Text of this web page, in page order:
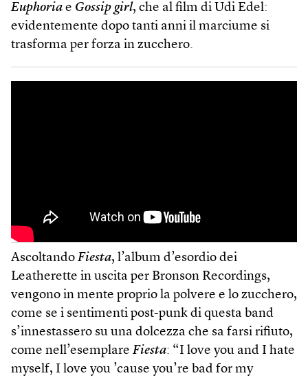
Euphoria e Gossip girl, che al film di Udi Edel:
evidentemente dopo tanti anni il marciume si
trasforma per forza in zucchero.
Ascoltando Fiesta, l’album d’esordio dei
Leatherette in uscita per Bronson Recordings,
vengono in mente proprio la polvere e lo zucchero,
come se i sentimenti post-punk di questa band
s’innestassero su una dolcezza che sa farsi rifiuto,
come nell’esemplare Fiesta: “I love you and I hate
myself, I love you ’cause you’re bad for my